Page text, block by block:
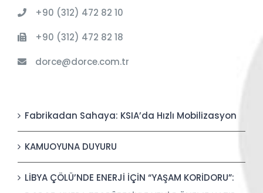
+90 (312) 472 82 10
+90 (312) 472 82 18
dorce@dorce.com.tr
Fabrikadan Sahaya: KSIA’da Hızlı Mobilizasyon
KAMUOYUNA DUYURU
LİBYA ÇÖLÜ’NDE ENERJİ İÇİN “YAŞAM KORİDORU”: